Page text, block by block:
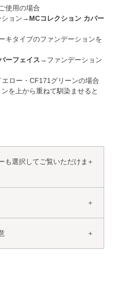
使用の場合
ション→ MCコレクション カバー
キタイプのファンデーションを
ーフェイス→ファンデーション
ロー・CF171グリーンの場合
を上から重ねて馴染ませると
選択してご覧いただけま